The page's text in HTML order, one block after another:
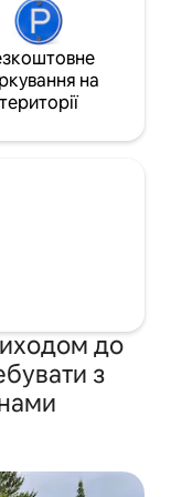
на
території
до
з